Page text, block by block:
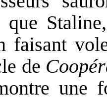
que
faisant
de
une